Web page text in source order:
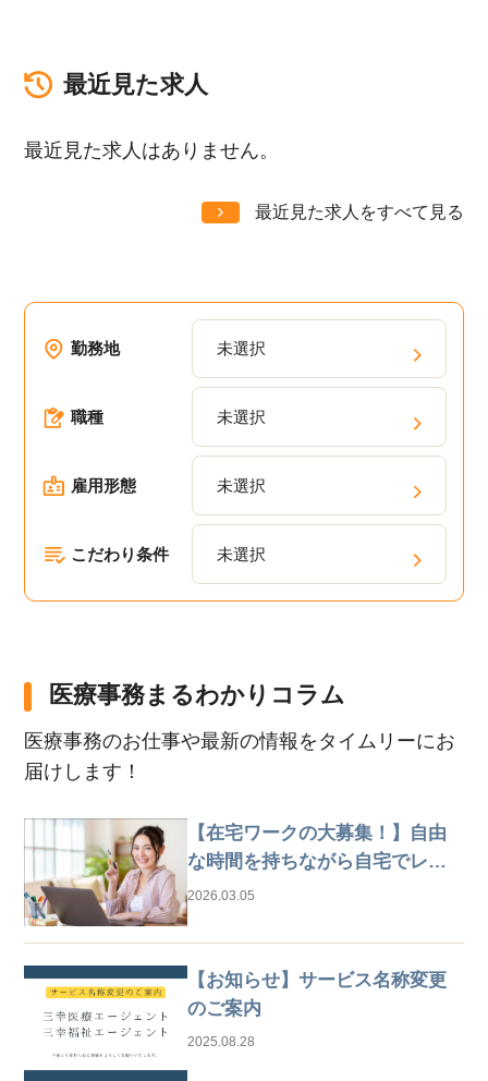
最近見た求人
最近見た求人はありません。
最近見た求人をすべて見る
勤務地 未選択
職種 未選択
雇用形態 未選択
こだわり条件 未選択
医療事務まるわかりコラム
医療事務のお仕事や最新の情報をタイムリーにお
届けします！
【在宅ワークの大募集！】自由
な時間を持ちながら自宅でレセ
プト業務
2026.03.05
【お知らせ】サービス名称変更
のご案内
2025.08.28